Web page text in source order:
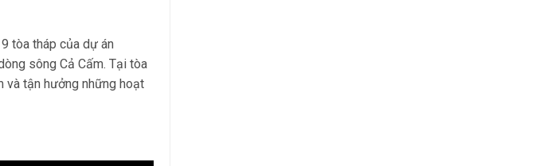
tòa tháp của dự án
sông Cả Cấm. Tại tòa
và tận hưởng những hoạt